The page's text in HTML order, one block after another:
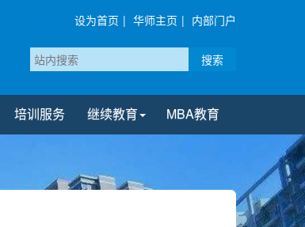
设为首页 | 华师主页 | 内部门户
搜索
培训服务 继续教育 MBA教育